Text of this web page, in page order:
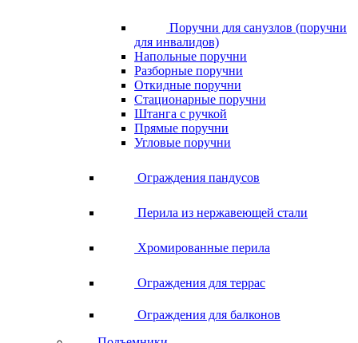
Поручни для санузлов (поручни
для инвалидов)
Напольные поручни
Разборные поручни
Откидные поручни
Стационарные поручни
Штанга с ручкой
Прямые поручни
Угловые поручни
Ограждения пандусов
Перила из нержавеющей стали
Хромированные перила
Ограждения для террас
Ограждения для балконов